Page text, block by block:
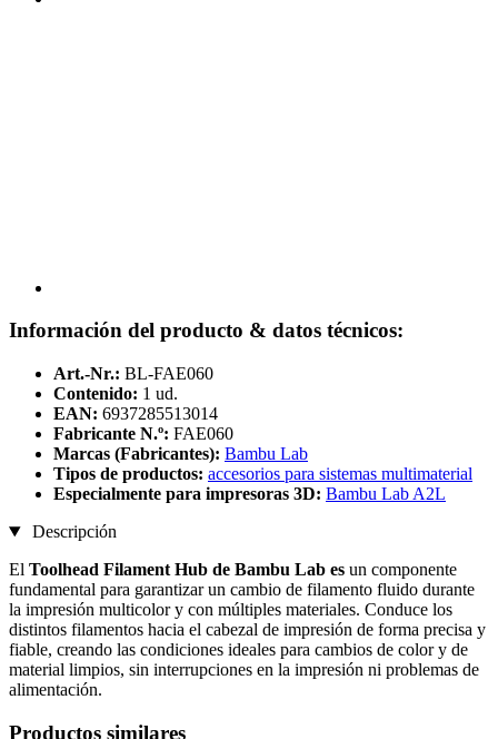
Información del producto & datos técnicos:
Art.-Nr.: BL-FAE060
Contenido: 1 ud.
EAN: 6937285513014
Fabricante N.º: FAE060
Marcas (Fabricantes): Bambu Lab
Tipos de productos: accesorios para sistemas multimaterial
Especialmente para impresoras 3D: Bambu Lab A2L
Descripción
El Toolhead Filament Hub de Bambu Lab es un componente
fundamental para garantizar un cambio de filamento fluido durante
la impresión multicolor y con múltiples materiales. Conduce los
distintos filamentos hacia el cabezal de impresión de forma precisa y
fiable, creando las condiciones ideales para cambios de color y de
material limpios, sin interrupciones en la impresión ni problemas de
alimentación.
Productos similares